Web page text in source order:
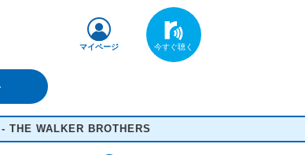
マイページ
BROTHERS